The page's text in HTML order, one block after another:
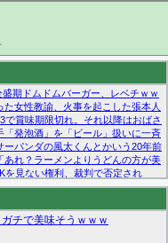
期ドムドムバーガー、レベチｗｗ
女性教諭、火事を起こした張本人
賞味期限切れ。それ以降はおばさ
「発泡酒」を「ビール」扱いに一斉
ーパンダの風太くんとかいう20年前
あれ？ラーメンよりうどんの方が美
を見ない権利、裁判で否定され
」(1) 10:【悲報】日本企業の人手不
チで美味そうｗｗｗ